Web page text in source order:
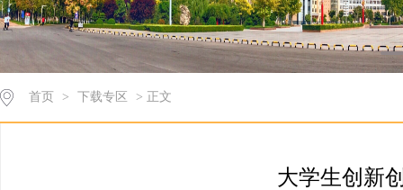
首页 > 下载专区 > 正文
大学生创新